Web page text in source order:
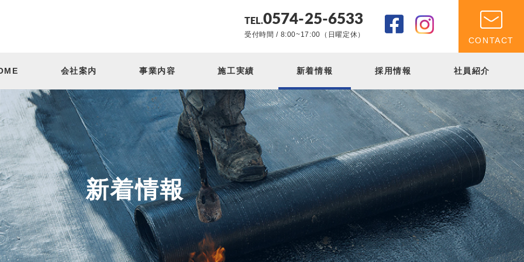
TEL.0574-25-6533
受付時間 / 8:00~17:00（日曜定休）
CONTACT
会社案内 事業内容 施工実績 新着情報 採用情報 社員紹介
新着情報